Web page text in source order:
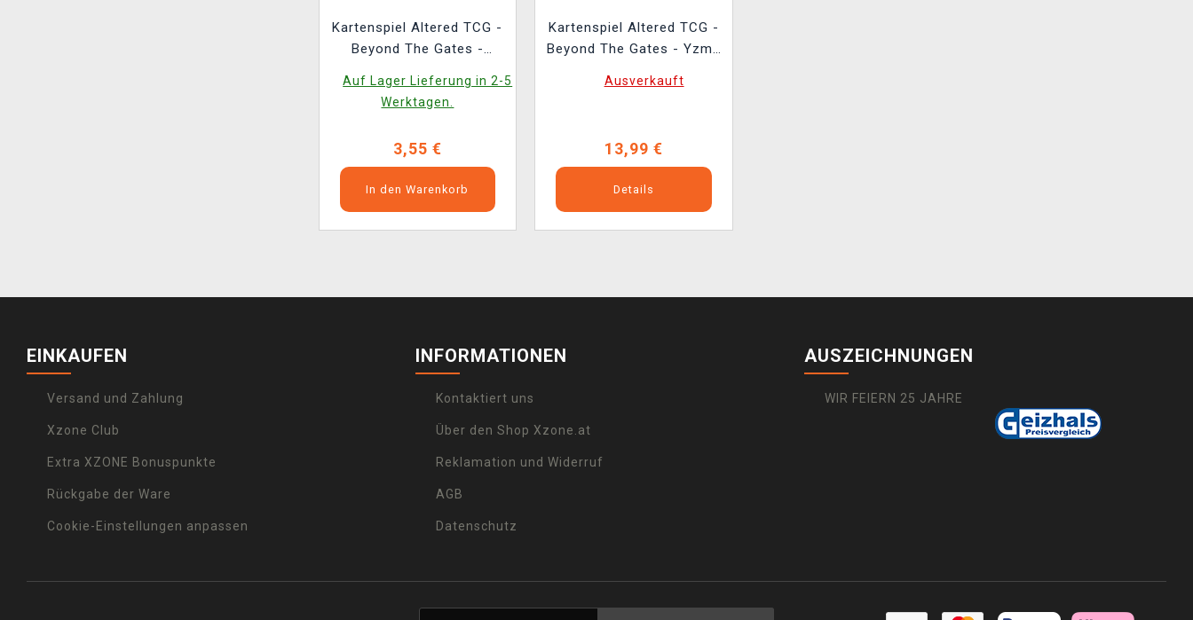
Kartenspiel Altered TCG -
Beyond The Gates -
VERSION)
Auf Lager Lieferung in 2-5
Werktagen.
3,55 €
In den Warenkorb
Kartenspiel Altered TCG -
Beyond The Gates - Yzmir
VERSION)
Ausverkauft
13,99 €
Details
EINKAUFEN
Versand und Zahlung
Xzone Club
Extra XZONE Bonuspunkte
Rückgabe der Ware
Cookie-Einstellungen anpassen
INFORMATIONEN
Kontaktiert uns
Über den Shop Xzone.at
Reklamation und Widerruf
AGB
Datenschutz
AUSZEICHNUNGEN
WIR FEIERN 25 JAHRE